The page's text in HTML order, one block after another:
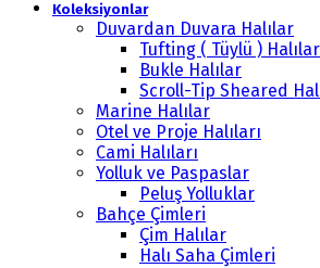
Koleksiyonlar
Duvardan Duvara Halılar
Tufting ( Tüylü ) Halılar
Bukle Halılar
Scroll-Tip Sheared
Marine Halılar
Otel ve Proje Halıları
Cami Halıları
Yolluk ve Paspaslar
Peluş Yolluklar
Bahçe Çimleri
Çim Halılar
Halı Saha Çimleri